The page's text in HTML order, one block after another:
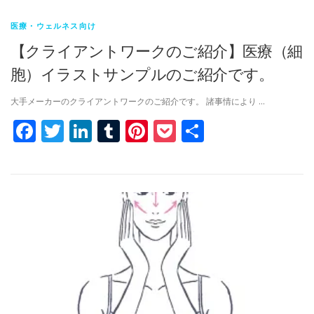
医療・ウェルネス向け
【クライアントワークのご紹介】医療（細
胞）イラストサンプルのご紹介です。
大手メーカーのクライアントワークのご紹介です。 諸事情により …
Facebook
Twitter
LinkedIn
Tumblr
Pinterest
Pocket